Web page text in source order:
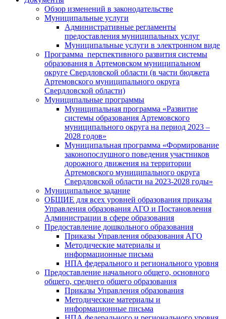
Обзор изменений в законодательстве
Муниципальные услуги
Административные регламенты
предоставления муниципальных услуг
Муниципальные услуги в электронном виде
Программа перспективного развития системы
образования в Артемовском муниципальном
округе Свердловской области (в части бюджета
Артемовского муниципального округа
Свердловской области)
Муниципальные программы
Муниципальная программа «Развитие
системы образования Артемовского
муниципального округа на период 2023 –
2028 годов»
Муниципальная программа «Формирование
законопослушного поведения участников
дорожного движения на территории
Артемовского муниципального округа
Свердловской области на 2023-2028 годы»
Муниципальное задание
ОБЩИЕ для всех уровней образования приказы
Управления образования АГО и Постановления
Администрации в сфере образования
Предоставление дошкольного образования
Приказы Управления образования АГО
Методические материалы и
информационные письма
НПА федерального и регионального уровня
Предоставление начального общего, основного
общего, среднего общего образования
Приказы Управления образования
Методические материалы и
информационные письма